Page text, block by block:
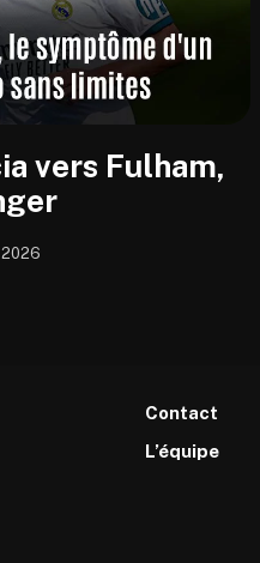
vers Fulham,
Contact
L’équipe